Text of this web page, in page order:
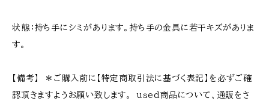
状態：持ち手にシミがあります。持ち手の金具に若干キズがありま
す。
【備考】 ＊ご購入前に【特定商取引法に基づく表記】を必ずご確
認頂きますようお願い致します。 ｕｓｅｄ商品について、通販をさ